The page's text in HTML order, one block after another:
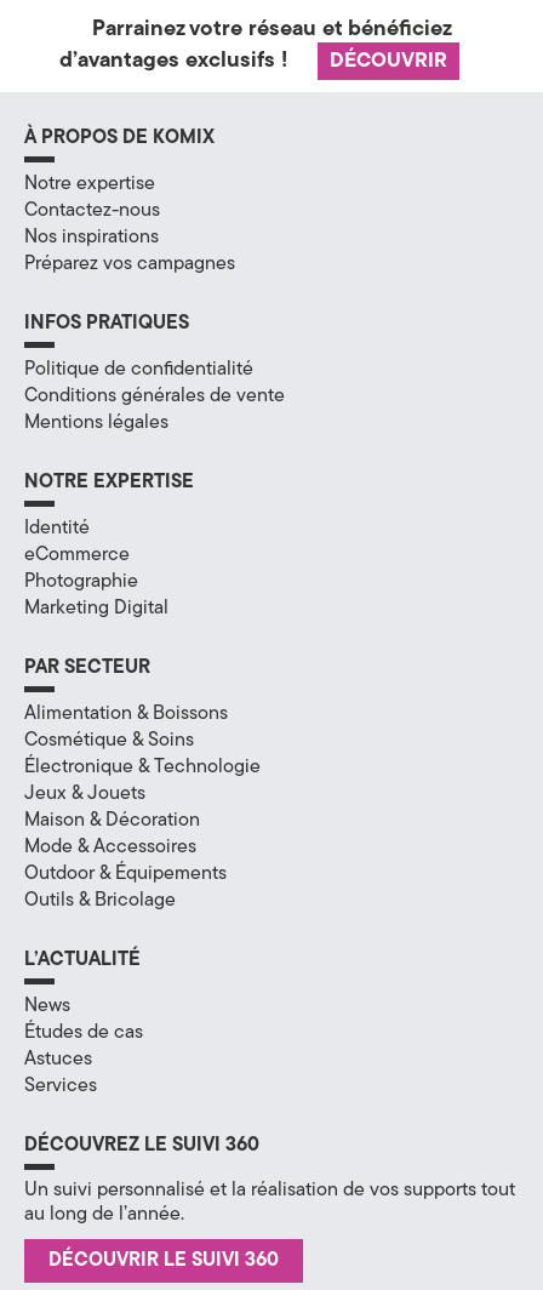
Parrainez votre réseau et bénéficiez
d’avantages exclusifs !
DÉCOUVRIR
À PROPOS DE KOMIX
Notre expertise
Contactez-nous
Nos inspirations
Préparez vos campagnes
INFOS PRATIQUES
Politique de confidentialité
Conditions générales de vente
Mentions légales
NOTRE EXPERTISE
Identité
eCommerce
Photographie
Marketing Digital
PAR SECTEUR
Alimentation & Boissons
Cosmétique & Soins
Électronique & Technologie
Jeux & Jouets
Maison & Décoration
Mode & Accessoires
Outdoor & Équipements
Outils & Bricolage
L’ACTUALITÉ
News
Études de cas
Astuces
Services
DÉCOUVREZ LE SUIVI 360
Un suivi personnalisé et la réalisation de vos supports tout
au long de l’année.
DÉCOUVRIR LE SUIVI 360